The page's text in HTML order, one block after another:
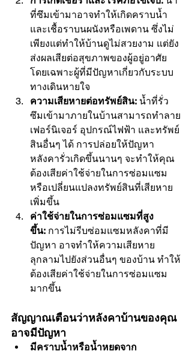
ที่ซึมเข้ามาอาจทำให้เกิดคราบน้ำ
และเชื้อราบนผนังหรือเพดาน ซึ่งไม่
เพียงแต่ทำให้บ้านดูไม่สวยงาม แต่ยัง
ส่งผลเสียต่อสุขภาพของผู้อยู่อาศัย
โดยเฉพาะผู้ที่มีปัญหาเกี่ยวกับระบบ
ทางเดินหายใจ
ความเสียหายต่อทรัพย์สิน: น้ำที่รั่ว
ซึมเข้ามาภายในบ้านสามารถทำลาย
เฟอร์นิเจอร์ อุปกรณ์ไฟฟ้า และทรัพย์
สินอื่นๆ ได้ การปล่อยให้ปัญหา
หลังคารั่วเกิดขึ้นนานๆ จะทำให้คุณ
ต้องเสียค่าใช้จ่ายในการซ่อมแซม
หรือเปลี่ยนแปลงทรัพย์สินที่เสียหาย
เพิ่มขึ้น
ค่าใช้จ่ายในการซ่อมแซมที่สูง
ขึ้น: การไม่รีบซ่อมแซมหลังคาที่มี
ปัญหา อาจทำให้ความเสียหาย
ลุกลามไปยังส่วนอื่นๆ ของบ้าน ทำให้
ต้องเสียค่าใช้จ่ายในการซ่อมแซม
มากขึ้น
สัญญาณเตือนว่าหลังคาบ้านของคุณ
อาจมีปัญหา
มีคราบน้ำหรือน้ำหยดจาก